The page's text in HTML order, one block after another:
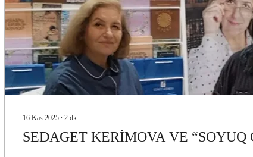
16 Kas 2025 ∙ 2 dk.
SEDAGET KERİMOVA VE “SOYUQ